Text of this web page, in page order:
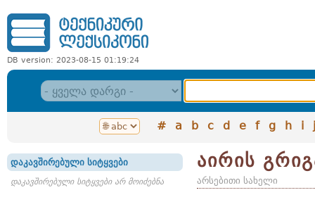
DB version: 2023-08-15 01:19:24
# a b c d e f g h i j
დაკავშირებული სიტყვები
დაკავშირებული სიტყვები არ მოიძებნა
აირის
არსებითი სახელი